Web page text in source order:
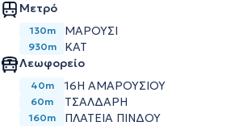
Μετρό
130m ΜΑΡΟΎΣΙ
930m
ΚΑΤ
Λεωφορείο
40m 16Η ΑΜΑΡΟΥΣΙΟΥ
60m ΤΣΑΛΔΑΡΗ
160m
ΠΛΑΤΕΙΑ ΠΙΝΔΟΥ